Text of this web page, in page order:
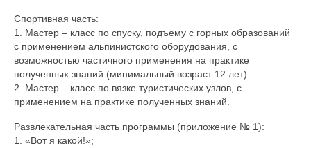
Спортивная часть:
1. Мастер – класс по спуску, подъему с горных образований
с применением альпинистского оборудования, с
возможностью частичного применения на практике
полученных знаний (минимальный возраст 12 лет).
2. Мастер – класс по вязке туристических узлов, с
применением на практике полученных знаний.
Развлекательная часть программы (приложение № 1):
1. «Вот я какой!»;